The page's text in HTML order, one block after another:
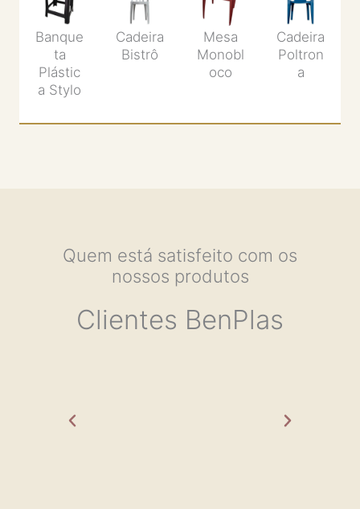
Banque
ta
Plástic
a Stylo
Cadeira
Bistrô
Mesa
Monobl
oco
Cadeira
Poltron
a
Quem está satisfeito com os
nossos produtos
Clientes BenPlas